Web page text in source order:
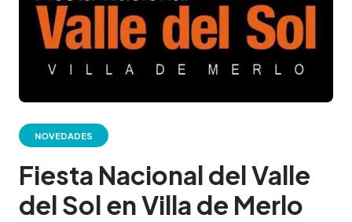
NOVEDADES
Fiesta Nacional del Valle
del Sol en Villa de Merlo